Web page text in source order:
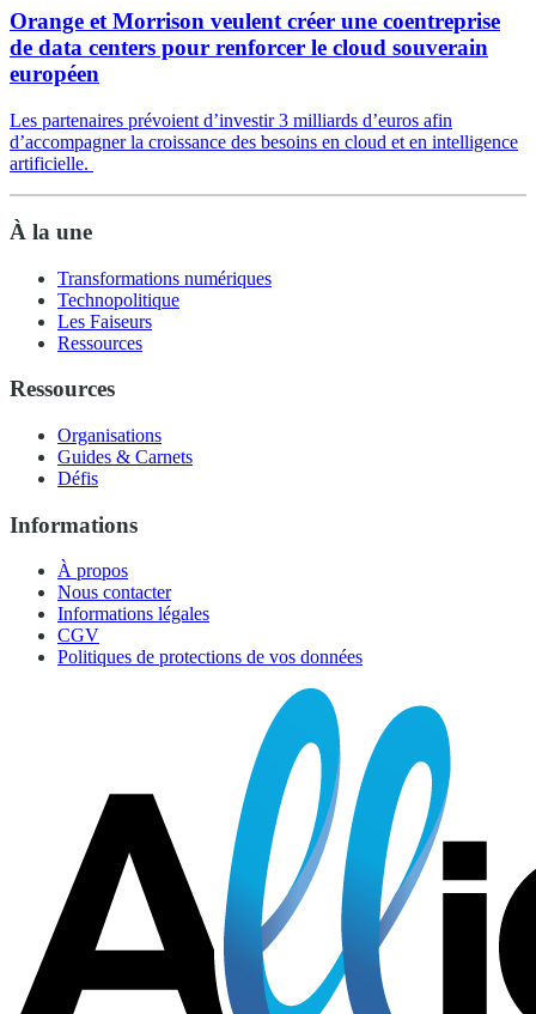
Orange et Morrison veulent créer une coentreprise
de data centers pour renforcer le cloud souverain
européen
Les partenaires prévoient d’investir 3 milliards d’euros afin
d’accompagner la croissance des besoins en cloud et en intelligence
artificielle.
À la une
Transformations numériques
Technopolitique
Les Faiseurs
Ressources
Ressources
Organisations
Guides & Carnets
Défis
Informations
À propos
Nous contacter
Informations légales
CGV
Politiques de protections de vos données